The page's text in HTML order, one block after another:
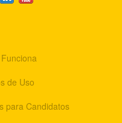
de Uso
para Candidatos